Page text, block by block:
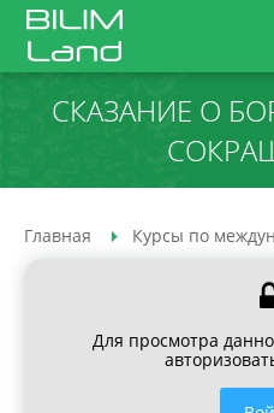
СКАЗАНИЕ О
Главная Курсы по
Для просмотра